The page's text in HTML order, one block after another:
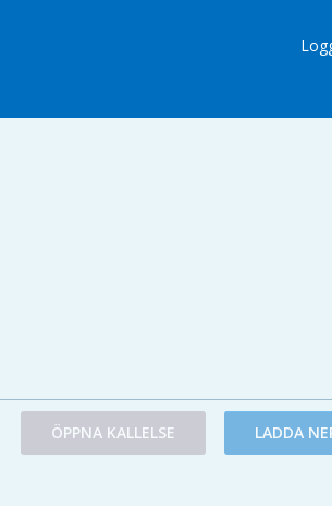
ÖPPNA KALLELSE LADDA